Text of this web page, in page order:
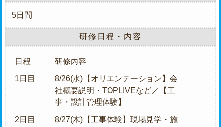
5日間
研修日程・内容
日程 研修内容
1日目
8/26(水)【オリエンテーション】会
社概要説明・TOPLIVEなど／【工
事・設計管理体験】
2日目
8/27(木)【工事体験】現場見学・施